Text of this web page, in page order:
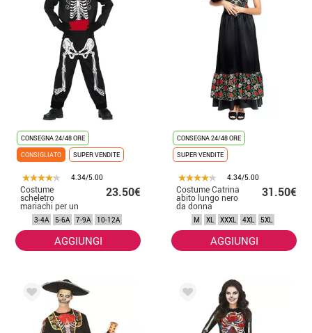
CONSEGNA 24/48 ORE
CONSIGLIATO
SUPER VENDITE
4.34/5.00
Costume
scheletro
mariachi per un
bambino
23.50€
3-4A 5-6A 7-9A 10-12A
AGGIUNGI
CONSEGNA 24/48 ORE
SUPER VENDITE
4.34/5.00
Costume Catrina
abito lungo nero
da donna
31.50€
M XL XXXL 4XL 5XL
AGGIUNGI